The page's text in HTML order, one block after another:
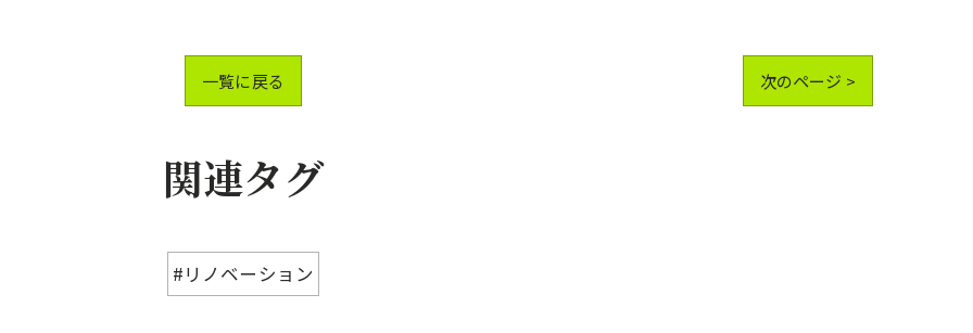
一覧に戻る 次のページ >
関連タグ
#リノベーション